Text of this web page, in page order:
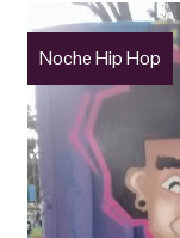
Noche Hip Hop